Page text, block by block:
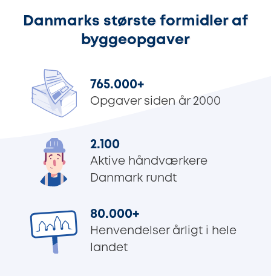
Danmarks største formidler af
byggeopgaver
765.000+
Opgaver siden år 2000
2.100
Aktive håndværkere
Danmark rundt
80.000+
Henvendelser årligt i hele
landet